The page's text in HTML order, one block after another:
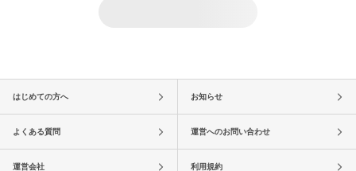
はじめての方へ お知らせ
よくある質問 運営へのお問い合わせ
運営会社 利用規約